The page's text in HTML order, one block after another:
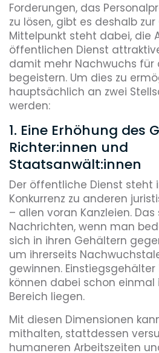
Forderungen, das
zu lösen, gibt es deshalb zur
Mittelpunkt steht dabei, die
öffentlichen Dienst
damit mehr Nachwuchs für
begeistern. Um dies zu
hauptsächlich an zwei
werden:
1. Eine Erhöhung des
Richter:innen und
Staatsanwält:innen
Der öffentliche Dienst steht
Konkurrenz zu anderen
– allen voran Kanzleien.
Nachrichten, wenn man
sich in ihren Gehältern
um ihrerseits
gewinnen. Einstiegsgehälter
können dabei schon
Bereich liegen.
Mit diesen Dimensionen
mithalten, stattdessen
humaneren Arbeitszeiten